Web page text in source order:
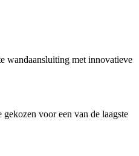
wandaansluiting met innovatieve
voor een van de laagste